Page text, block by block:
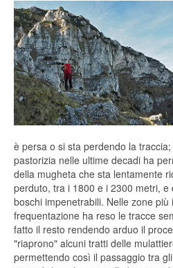
è persa o si sta perdendo la
pastorizia nelle ultime decadi ha
della mugheta che sta lentamente
perduto, tra i 1800 e i 2300 metri, e
boschi impenetrabili. Nelle zone
frequentazione ha reso le tracce
fatto il resto rendendo arduo il
"riaprono" alcuni tratti delle
permettendo così il passaggio tra